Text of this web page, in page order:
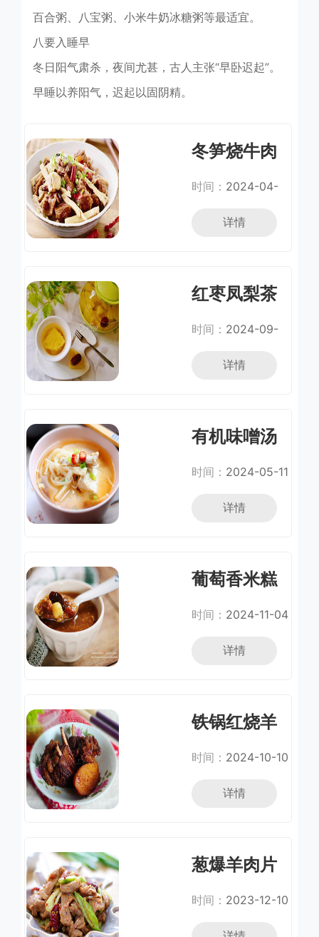
百合粥、八宝粥、小米牛奶冰糖粥等最适宜。
八要入睡早
冬日阳气肃杀，夜间尤甚，古人主张“早卧迟起”。
早睡以养阳气，迟起以固阴精。
冬笋烧牛肉
时间： 2024-04-
详情
红枣凤梨茶
时间： 2024-09-
详情
有机味噌汤
时间： 2024-05-11
详情
葡萄香米糕
时间： 2024-11-04
详情
铁锅红烧羊
时间： 2024-10-10
详情
葱爆羊肉片
时间： 2023-12-10